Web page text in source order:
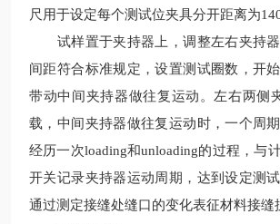
尺用于设定每个测试位夹具分开距离为
试样置于夹持器上，调整左右夹持器
间距符合标准规定，设置测试圈数，开
带动中间夹持器做往复运动。左右两侧
载，中间夹持器做往复运动时，一个周
经历一次loading和unloading的过程，与
开关记录夹持器运动周期，达到设定测试
通过测定接缝处缝口的变化表征材料接缝